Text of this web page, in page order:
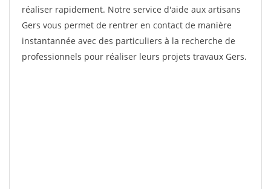
réaliser rapidement. Notre service d'aide aux artisans
Gers vous permet de rentrer en contact de manière
instantannée avec des particuliers à la recherche de
professionnels pour réaliser leurs projets travaux Gers.